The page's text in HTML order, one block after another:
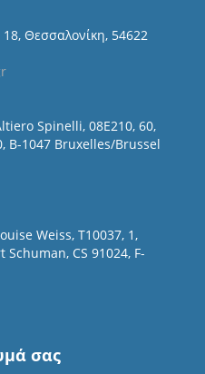
Θεσσαλονίκη, 54622
Spinelli, 08E210, 60,
B-1047 Bruxelles/Brussel
Weiss, T10037, 1,
CS 91024, F-
σας